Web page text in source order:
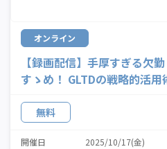
オンライン
【録画配信】手厚すぎる欠
すゝめ！ GLTDの戦略的活用
無料
開催日
2025/10/17(金)